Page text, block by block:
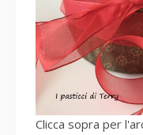
Clicca sopra per